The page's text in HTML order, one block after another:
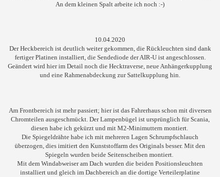
An dem kleinen Spalt arbeite ich noch :-)
10.04.2020
Der Heckbereich ist deutlich weiter gekommen, die Rückleuchten sind dank
fertiger Platinen installiert, die Sendediode der AIR-U ist angeschlossen.
Geändert wird hier im Detail noch die Hecktraverse, neue Anhängerkupplung
und eine Rahmenabdeckung zur Sattelkupplung hin.
Am Frontbereich ist mehr passiert; hier ist das Fahrerhaus schon mit diversen
Chromteilen ausgeschmückt. Der Lampenbügel ist ursprünglich für Scania,
diesen habe ich gekürzt und mit M2-Minimuttern montiert.
Die Spiegeldrähte habe ich mit mehreren Lagen Schrumpfschlauch
überzogen, dies imitiert den Kunststoffarm des Originals besser. Mit den
Spiegeln wurden beide Seitenscheiben montiert.
Mit dem Windabweiser am Dach wurden die beiden Positionsleuchten
installiert und gleich im Dachbereich an die dortige Verteilerplatine